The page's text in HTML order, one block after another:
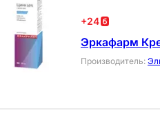
+24
Эркафарм
Производитель: